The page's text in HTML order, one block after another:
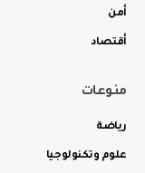
أمن
أقتصاد
منوعات
رياضة
علوم وتكنولوجيا